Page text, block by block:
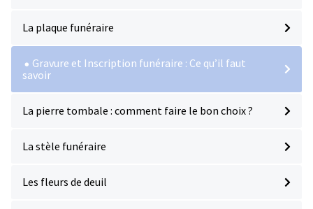
La plaque funéraire
Gravure et Inscription funéraire : Ce qu’il faut
savoir
La pierre tombale : comment faire le bon choix ?
La stèle funéraire
Les fleurs de deuil